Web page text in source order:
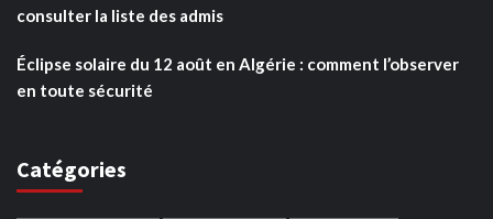
consulter la liste des admis
Éclipse solaire du 12 août en Algérie : comment l’observer
en toute sécurité
Catégories